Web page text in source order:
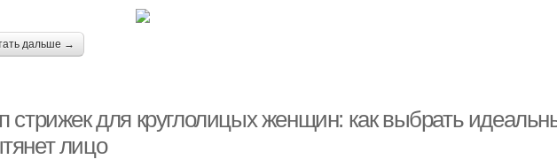
дальше →
стрижек для круглолицых женщин: как выбрать
лицо